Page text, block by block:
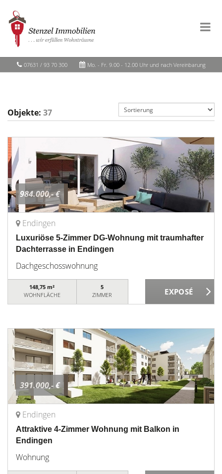
07631 / 93 70 300 Mo. - Fr. 9.00 - 12.00 Uhr und nach Vereinbarung
Objekte: 37
984.000,- €
Endingen
Luxuriöse 5-Zimmer DG-Wohnung mit traumhafter
Dachterrasse in Endingen
Dachgeschosswohnung
148,75 m²
WOHNFLÄCHE
5
ZIMMER
391.000,- €
Endingen
Attraktive 4-Zimmer Wohnung mit Balkon in
Endingen
Wohnung